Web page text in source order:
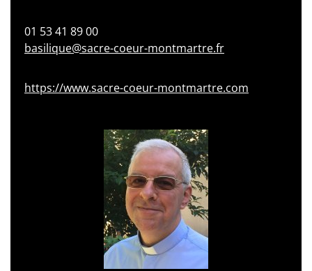
01 53 41 89 00
basilique@sacre-coeur-montmartre.fr
https://www.sacre-coeur-montmartre.com